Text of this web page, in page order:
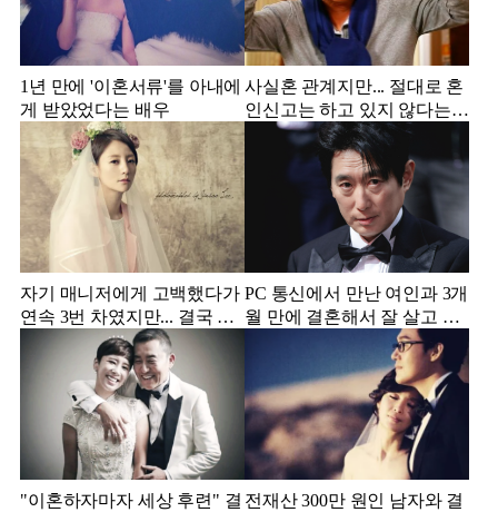
1년 만에 '이혼서류'를 아내에
게 받았었다는 배우
사실혼 관계지만... 절대로 혼
인신고는 하고 있지 않다는
배우
자기 매니저에게 고백했다가
연속 3번 차였지만... 결국 결
혼에 성공한 배우
PC 통신에서 만난 여인과 3개
월 만에 결혼해서 잘 살고 있
"이혼하자마자 세상 후련" 결 전재산 300만 원인 남자와 결